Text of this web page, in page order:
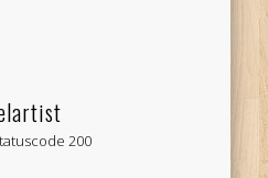
200